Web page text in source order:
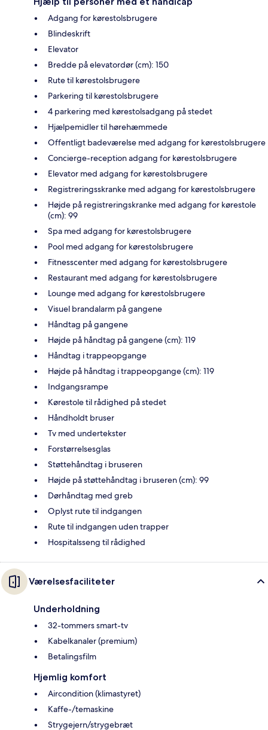
Adgang for kørestolsbrugere
Blindeskrift
Elevator
Bredde på elevatordør (cm): 150
Rute til kørestolsbrugere
Parkering til kørestolsbrugere
4 parkering med kørestolsadgang på stedet
Hjælpemidler til hørehæmmede
Offentligt badeværelse med adgang for kørestolsbrugere
Concierge-reception adgang for kørestolsbrugere
Elevator med adgang for kørestolsbrugere
Registreringsskranke med adgang for kørestolsbrugere
Højde på registreringskranke med adgang for kørestole
(cm): 99
Spa med adgang for kørestolsbrugere
Pool med adgang for kørestolsbrugere
Fitnesscenter med adgang for kørestolsbrugere
Restaurant med adgang for kørestolsbrugere
Lounge med adgang for kørestolsbrugere
Visuel brandalarm på gangene
Håndtag på gangene
Højde på håndtag på gangene (cm): 119
Håndtag i trappeopgange
Højde på håndtag i trappeopgange (cm): 119
Indgangsrampe
Kørestole til rådighed på stedet
Håndholdt bruser
Tv med undertekster
Forstørrelsesglas
Støttehåndtag i bruseren
Højde på støttehåndtag i bruseren (cm): 99
Dørhåndtag med greb
Oplyst rute til indgangen
Rute til indgangen uden trapper
Hospitalsseng til rådighed
Værelsesfaciliteter
Underholdning
32-tommers smart-tv
Kabelkanaler (premium)
Betalingsfilm
Hjemlig komfort
Aircondition (klimastyret)
Kaffe-/temaskine
Strygejern/strygebræt